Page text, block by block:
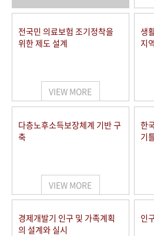
사진 아카이브 문서 기록물 행정
50+1 주년 기념
세계와 함께 한 KIHASA
VR 역사관
전국민 의료보험 조기정착을
위한 제도 설계
VIEW MORE
생
지
다층노후소득보장체계 기반 구
축
VIEW MORE
한
기
경제개발기 인구 및 가족계획
의 설계와 실시
인